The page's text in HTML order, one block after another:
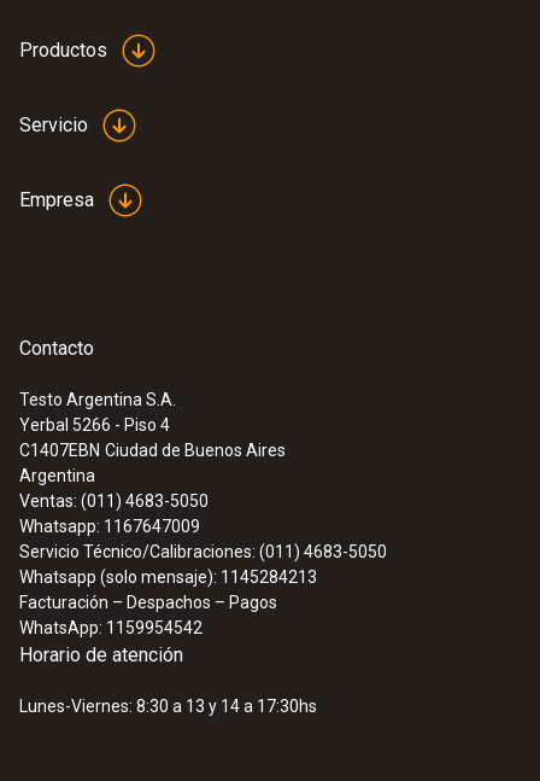
Longitud del tubo de la sonda
4 mm
NTC
Rango
-20 hasta +70 °C
Exactitud
±0,5 °C (+50,1 hasta +70 °C)
±0,4 °C (-10 hasta +50 °C)
±0,5 °C (-20 hasta 10,1 °C)
Tiempo de respuesta
Productos
Servicio
Empresa
Contacto
Testo Argentina S.A.
Yerbal 5266 - Piso 4
C1407EBN Ciudad de Buenos Aires
Argentina
Ventas: (011) 4683-5050
Whatsapp: 1167647009
Servicio Técnico/Calibraciones: (011) 4683-5050
Whatsapp (solo mensaje): 1145284213
Facturación – Despachos – Pagos
WhatsApp: 1159954542
Horario de atención
Lunes-Viernes: 8:30 a 13 y 14 a 17:30hs